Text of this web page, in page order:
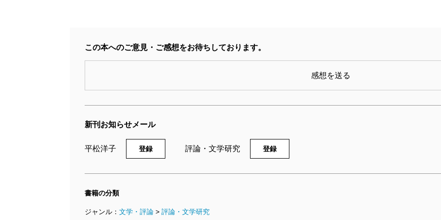
「プロレスってのは結局人間の春夏秋冬を見せるもん
と言ったのは、プロレスラーの故・橋本真也だが、
を読めばいい。さらにつけ加えておけば、アスリート
自分はどうするかというところまで考えさせられる本
この本へのご意見・ご感想をお待ちしております。
感想を送る
新刊お知らせメール
平松洋子 登録 評論・文学研究 登録
書籍の分類
ジャンル： 文学・評論 > 評論・文学研究